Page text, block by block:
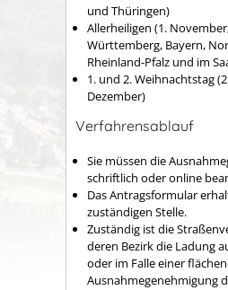
und Thüringen)
Allerheiligen (1.
Württemberg, Bayern,
Rheinland-Pfalz und im
1. und 2. Weihnachtstag
Dezember)
Verfahrensablauf
Sie müssen die
schriftlich oder online
Das Antragsformular
zuständigen Stelle.
Zuständig ist die
deren Bezirk die Ladung
oder im Falle einer
Ausnahmegenehmigung